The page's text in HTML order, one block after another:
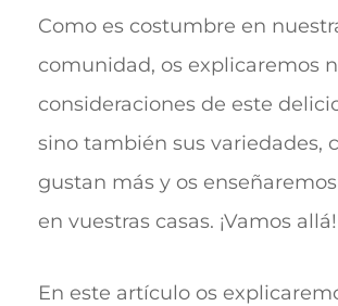
Como es costumbre en
comunidad, os explicaremos
consideraciones de este
sino también sus variedades,
gustan más y os
en vuestras casas. ¡Vamos allá!
En este artículo os